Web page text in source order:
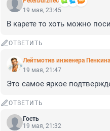
19 мая, 23:45
В карете то хоть можно
ОТВЕТИТЬ
Лейтмотив инженера Пенкина
19 мая, 21:47
Это самое яркое
ОТВЕТИТЬ
Гость
19 мая, 21:32